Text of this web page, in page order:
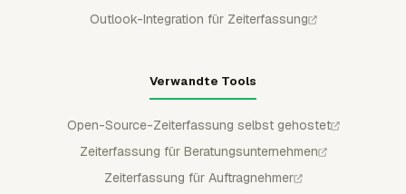
Outlook-Integration für Zeiterfassung
Verwandte Tools
Open-Source-Zeiterfassung selbst gehostet
Zeiterfassung für Beratungsunternehmen
Zeiterfassung für Auftragnehmer